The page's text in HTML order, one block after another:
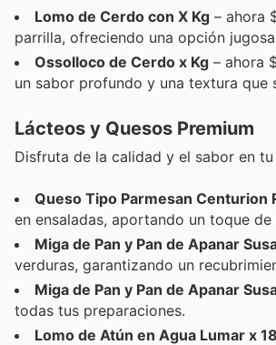
Lomo de Cerdo con X Kg – ahora
parrilla, ofreciendo una opción
Ossolloco de Cerdo x Kg – ahora
un sabor profundo y una textura que
Lácteos y Quesos Premium
Disfruta de la calidad y el sabor en
Queso Tipo Parmesan Centurion
en ensaladas, aportando un toque
Miga de Pan y Pan de Apanar
verduras, garantizando un
Miga de Pan y Pan de Apanar
todas tus preparaciones.
Lomo de Atún en Agua Lumar x